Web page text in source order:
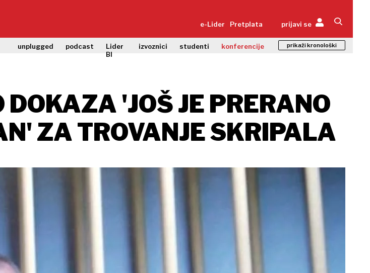
e-Lider Pretplata prijavi se
unplugged podcast
Lider
BI
izvoznici studenti konferencije prikaži kronološki
'JOŠ JE PRERANO
ZA TROVANJE SKRIPALA